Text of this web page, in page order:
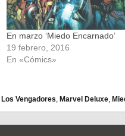
En marzo ‘Miedo Encarnado’
19 febrero, 2016
En «Cómics»
Los Vengadores, Marvel Deluxe,